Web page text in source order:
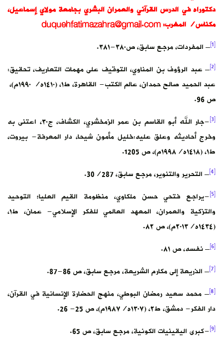
دكتوراه في الدرس القرآني والعمران البشري بجامعة مولاي إسماعيل،
مكناس/ المغرب:duquehfatimazahra@gmail.com
[1] – المفردات، مرجع سابق، ص٣٨٠-٣٨١.
[2] – عبد الرؤوف بن المناوي، التوقيف على مهمات التعاريف، تحقيق:
عبد الحميد صالح حمدان، عالم الكتب- القاهرة، ط١، (١٤١٠ه/ ١٩٩٠م)،
ص 96.
[3]
-جار الله أبو القاسم بن عمر الزمخشري، الكشاف، ج٣٠، اعتنى به
وخرج أحاديثه وعلق عليه:خليل مأمون شيحا، دار المعرفة- بيروت،
ط١، (١٤١٨ه/١٩٩٨م)، ص 1205.
[4] – التحرير والتنوير، مرجع سابق، 30/287.
[5] -يراجع فتحي حسن ملكاوي، منظومة القيم العليا؛ التوحيد
والتزكية والعمران، المعهد العالمي للفكر الإسلامي- عمان، ط١،
(١٤٣٤ه/٢٠١٣م)، ص ٨٢.
[6] – نفسه، ص ٨١.
[7] – الذريعة إلى مكارم الشريعة، مرجع سابق، ص 86-87.
[8] – محمد سعيد رمضان البوطي، منهج الحضارة الإنسانية في القرآن،
دار الفكر- دمشق، ط٢، (١٣٠٧ه/١٩٨٧م)، ص 25- 26.
[9] -كبرى اليقينيات الكونية، مرجع سابق، ص 65.